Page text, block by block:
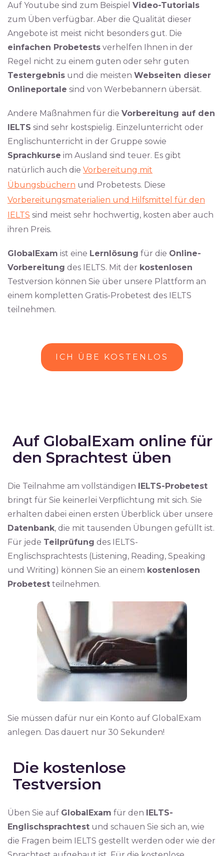
Auf Youtube sind zum Beispiel Video-Tutorials
zum Üben verfügbar. Aber die Qualität dieser
Angebote ist meist nicht besonders gut. Die
einfachen Probetests verhelfen Ihnen in der
Regel nicht zu einem guten oder sehr guten
Testergebnis und die meisten Webseiten dieser
Onlineportale sind von Werbebannern übersät.
Andere Maßnahmen für die Vorbereitung auf den
IELTS sind sehr kostspielig. Einzelunterricht oder
Englischunterricht in der Gruppe sowie
Sprachkurse im Ausland sind teuer. Es gibt
natürlich auch die Vorbereitung mit
Übungsbüchern und Probetests. Diese
Vorbereitungsmaterialien und Hilfsmittel für den
IELTS sind meist sehr hochwertig, kosten aber auch
ihren Preis.
GlobalExam ist eine Lernlösung für die Online-
Vorbereitung des IELTS. Mit der kostenlosen
Testversion können Sie über unsere Plattform an
einem kompletten Gratis-Probetest des IELTS
teilnehmen.
ICH ÜBE KOSTENLOS
Auf GlobalExam online für
den Sprachtest üben
Die Teilnahme am vollständigen IELTS-Probetest
bringt für Sie keinerlei Verpflichtung mit sich. Sie
erhalten dabei einen ersten Überblick über unsere
Datenbank, die mit tausenden Übungen gefüllt ist.
Für jede Teilprüfung des IELTS-
Englischsprachtests (Listening, Reading, Speaking
und Writing) können Sie an einem kostenlosen
Probetest teilnehmen.
Sie müssen dafür nur ein Konto auf GlobalExam
anlegen. Das dauert nur 30 Sekunden!
Die kostenlose
Testversion
Üben Sie auf GlobalExam für den IELTS-
Englischsprachtest und schauen Sie sich an, wie
die Fragen beim IELTS gestellt werden oder wie der